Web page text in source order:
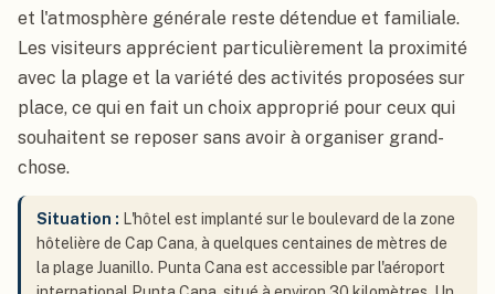
et l'atmosphère générale reste détendue et familiale.
Les visiteurs apprécient particulièrement la proximité
avec la plage et la variété des activités proposées sur
place, ce qui en fait un choix approprié pour ceux qui
souhaitent se reposer sans avoir à organiser grand-
chose.
Situation : L'hôtel est implanté sur le boulevard de la zone
hôtelière de Cap Cana, à quelques centaines de mètres de
la plage Juanillo. Punta Cana est accessible par l'aéroport